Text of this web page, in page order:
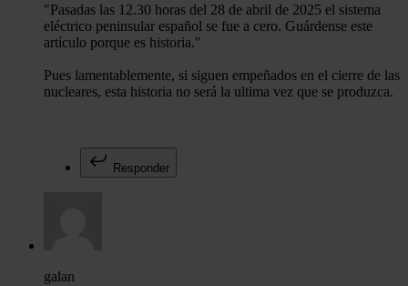
"Pasadas las 12.30 horas del 28 de abril de 2025 el sistema
eléctrico peninsular español se fue a cero. Guárdense este
artículo porque es historia."
Pues lamentablemente, si siguen empeñados en el cierre de las
nucleares, esta historia no será la ultima vez que se produzca.
Responder
galan